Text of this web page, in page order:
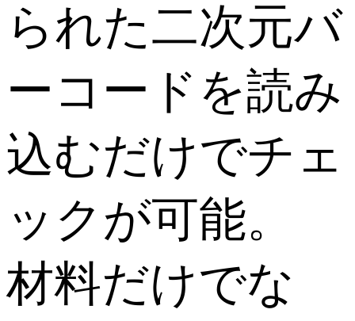
られた二次元バ
ーコードを読み
込むだけでチェ
ックが可能。
材料だけでな